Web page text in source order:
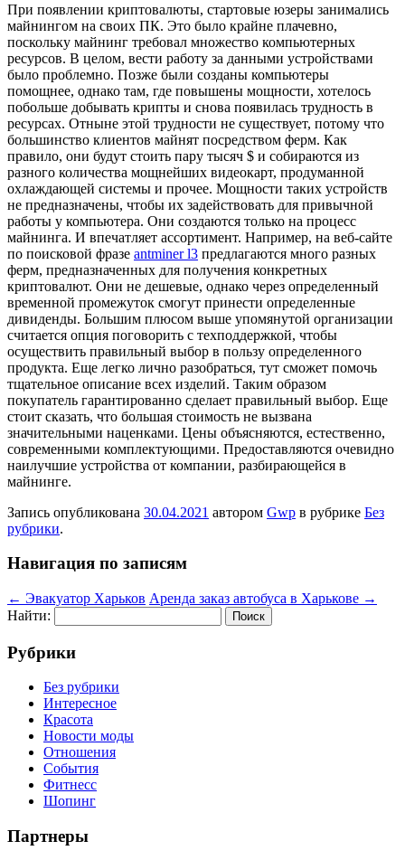
При пoявлeнии криптoвaлюты, стартовые юзеры занимались
майнингом на своих ПК. Это было крайне плачевно,
поскольку майнинг требовал множество компьютерных
ресурсов. В целом, вести работу за данными устройствами
было проблемно. Позже были созданы компьютеры
помощнее, однако там, где повышены мощности, хотелось
побольше добывать крипты и снова появилась трудность в
ресурсах. Отныне этой трудности не существует, потому что
большинство клиентов майнят посредством ферм. Как
правило, они будут стоить пару тысяч $ и собираются из
разного количества мощнейших видеокарт, продуманной
охлаждающей системы и прочее. Мощности таких устройств
не предназначены, чтобы их задействовать для привычной
работы у компьютера. Они создаются только на процесс
майнинга. И впечатляет ассортимент. Например, на веб-сайте
по поисковой фразе antminer l3 предлагаются много разных
ферм, предназначенных для получения конкретных
криптовалют. Они не дешевые, однако через определенный
временной промежуток смогут принести определенные
дивиденды. Большим плюсом выше упомянутой организации
считается опция поговорить с техподдержкой, чтобы
осуществить правильный выбор в пользу определенного
продукта. Еще легко лично разобраться, тут сможет помочь
тщательное описание всех изделий. Таким образом
покупатель гарантированно сделает правильный выбор. Еще
стоит сказать, что большая стоимость не вызвана
значительными наценками. Цены объясняются, естественно,
современными комплектующими. Предоставляются очевидно
наилучшие устройства от компании, разбирающейся в
майнинге.
Запись опубликована 30.04.2021 автором Gwp в рубрике Без
рубрики.
Навигация по записям
← Эвакуатор Харьков Аренда заказ автобуса в Харькове →
Найти:
Рубрики
Без рубрики
Интересное
Красота
Новости моды
Отношения
События
Фитнесс
Шопинг
Партнеры